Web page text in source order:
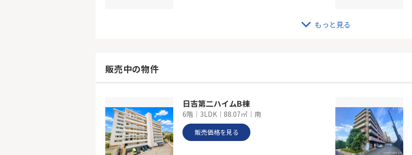
もっと見る
販売中の物件
日吉第二ハイムB棟
6階｜3LDK｜88.07㎡｜南
販売価格を見る